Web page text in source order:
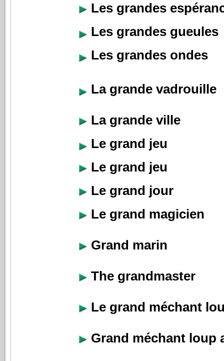
Les grandes
Les grandes gueules
Les grandes ondes
La grande vadrouille
La grande ville
Le grand jeu
Le grand jeu
Le grand jour
Le grand magicien
Grand marin
The grandmaster
Le grand méchant
Grand méchant loup